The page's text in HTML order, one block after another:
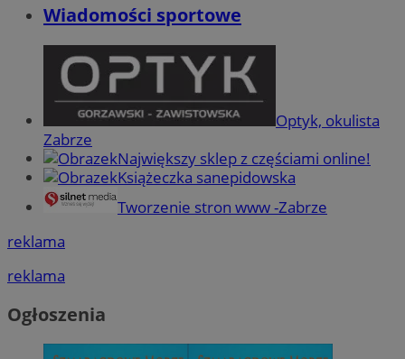
Wiadomości sportowe
Optyk, okulista
Zabrze
Największy sklep z częściami online!
Książeczka sanepidowska
Tworzenie stron www -Zabrze
reklama
reklama
Ogłoszenia